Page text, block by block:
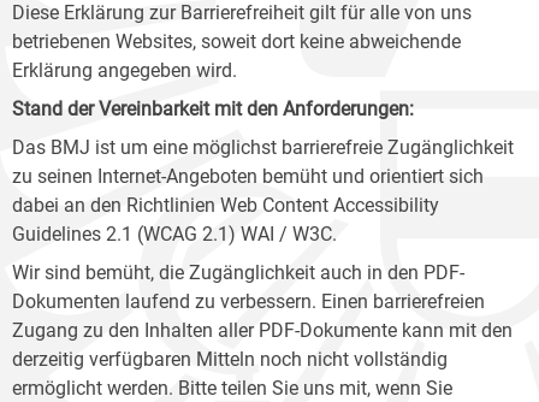
Diese Erklärung zur Barrierefreiheit gilt für alle von uns
betriebenen Websites, soweit dort keine abweichende
Erklärung angegeben wird.
Stand der Vereinbarkeit mit den Anforderungen:
Das BMJ ist um eine möglichst barrierefreie Zugänglichkeit
zu seinen Internet-Angeboten bemüht und orientiert sich
dabei an den Richtlinien Web Content Accessibility
Guidelines 2.1 (WCAG 2.1) WAI / W3C.
Wir sind bemüht, die Zugänglichkeit auch in den PDF-
Dokumenten laufend zu verbessern. Einen barrierefreien
Zugang zu den Inhalten aller PDF-Dokumente kann mit den
derzeitig verfügbaren Mitteln noch nicht vollständig
ermöglicht werden. Bitte teilen Sie uns mit, wenn Sie